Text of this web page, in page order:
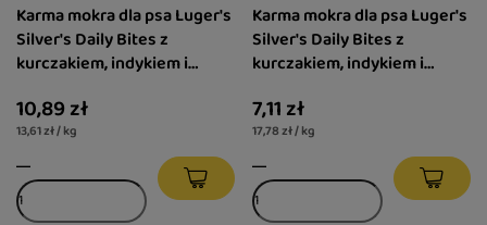
Karma mokra dla psa Luger's
Silver's Daily Bites z
kurczakiem, indykiem i
10,89 zł
13,61 zł / kg
Karma mokra dla psa Luger's
Silver's Daily Bites z
kurczakiem, indykiem i
7,11 zł
17,78 zł / kg